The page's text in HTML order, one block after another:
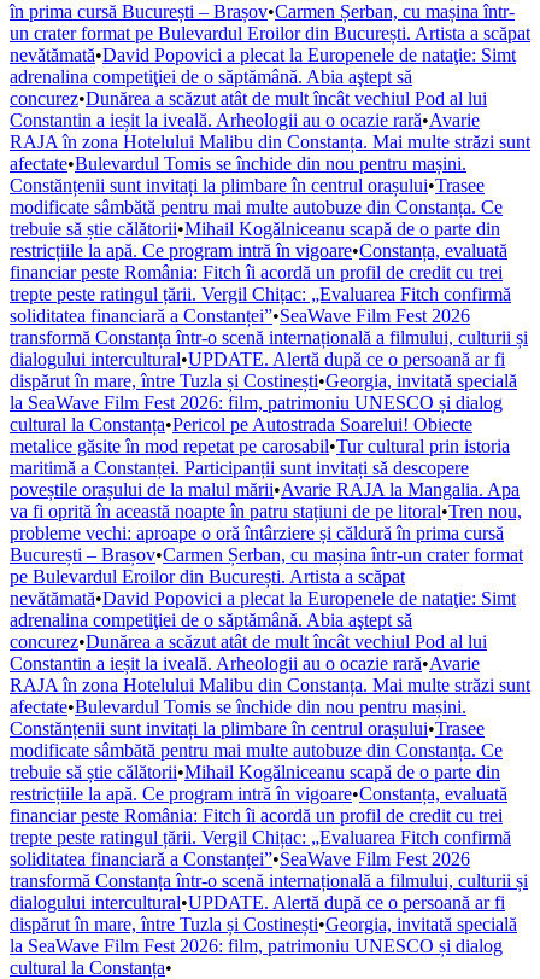
în prima cursă București – Brașov•Carmen Șerban, cu mașina într-
un crater format pe Bulevardul Eroilor din București. Artista a scăpat
nevătămată•David Popovici a plecat la Europenele de nataţie: Simt
adrenalina competiţiei de o săptămână. Abia aştept să
concurez•Dunărea a scăzut atât de mult încât vechiul Pod al lui
Constantin a ieșit la iveală. Arheologii au o ocazie rară•Avarie
RAJA în zona Hotelului Malibu din Constanța. Mai multe străzi sunt
afectate•Bulevardul Tomis se închide din nou pentru mașini.
Constănțenii sunt invitați la plimbare în centrul orașului•Trasee
modificate sâmbătă pentru mai multe autobuze din Constanța. Ce
trebuie să știe călătorii•Mihail Kogălniceanu scapă de o parte din
restricțiile la apă. Ce program intră în vigoare•Constanța, evaluată
financiar peste România: Fitch îi acordă un profil de credit cu trei
trepte peste ratingul țării. Vergil Chițac: „Evaluarea Fitch confirmă
soliditatea financiară a Constanței”•SeaWave Film Fest 2026
transformă Constanța într-o scenă internațională a filmului, culturii și
dialogului intercultural•UPDATE. Alertă după ce o persoană ar fi
dispărut în mare, între Tuzla și Costinești•Georgia, invitată specială
la SeaWave Film Fest 2026: film, patrimoniu UNESCO și dialog
cultural la Constanța•Pericol pe Autostrada Soarelui! Obiecte
metalice găsite în mod repetat pe carosabil•Tur cultural prin istoria
maritimă a Constanței. Participanții sunt invitați să descopere
poveștile orașului de la malul mării•Avarie RAJA la Mangalia. Apa
va fi oprită în această noapte în patru stațiuni de pe litoral•Tren nou,
probleme vechi: aproape o oră întârziere și căldură în prima cursă
București – Brașov•Carmen Șerban, cu mașina într-un crater format
pe Bulevardul Eroilor din București. Artista a scăpat
nevătămată•David Popovici a plecat la Europenele de nataţie: Simt
adrenalina competiţiei de o săptămână. Abia aştept să
concurez•Dunărea a scăzut atât de mult încât vechiul Pod al lui
Constantin a ieșit la iveală. Arheologii au o ocazie rară•Avarie
RAJA în zona Hotelului Malibu din Constanța. Mai multe străzi sunt
afectate•Bulevardul Tomis se închide din nou pentru mașini.
Constănțenii sunt invitați la plimbare în centrul orașului•Trasee
modificate sâmbătă pentru mai multe autobuze din Constanța. Ce
trebuie să știe călătorii•Mihail Kogălniceanu scapă de o parte din
restricțiile la apă. Ce program intră în vigoare•Constanța, evaluată
financiar peste România: Fitch îi acordă un profil de credit cu trei
trepte peste ratingul țării. Vergil Chițac: „Evaluarea Fitch confirmă
soliditatea financiară a Constanței”•SeaWave Film Fest 2026
transformă Constanța într-o scenă internațională a filmului, culturii și
dialogului intercultural•UPDATE. Alertă după ce o persoană ar fi
dispărut în mare, între Tuzla și Costinești•Georgia, invitată specială
la SeaWave Film Fest 2026: film, patrimoniu UNESCO și dialog
cultural la Constanța•